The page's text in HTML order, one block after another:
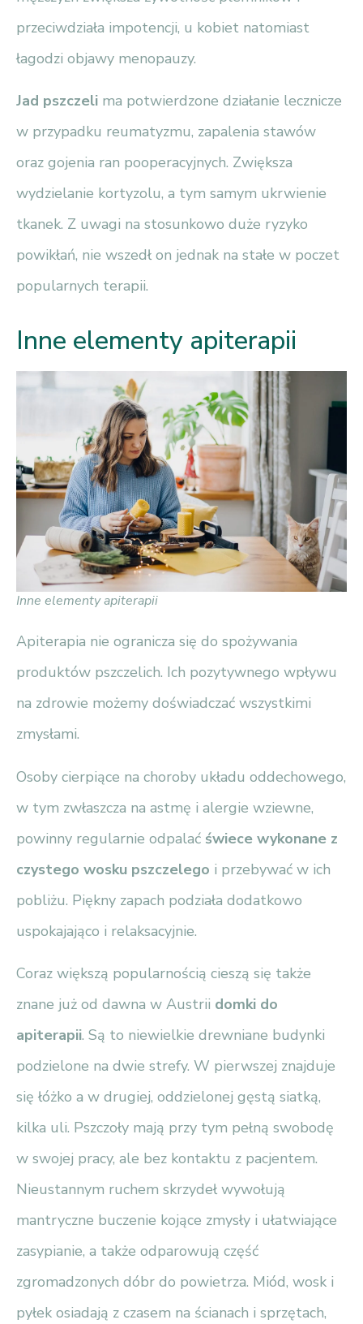
przeciwdziała impotencji, u kobiet natomiast
łagodzi objawy menopauzy.
Jad pszczeli ma potwierdzone działanie lecznicze
w przypadku reumatyzmu, zapalenia stawów
oraz gojenia ran pooperacyjnych. Zwiększa
wydzielanie kortyzolu, a tym samym ukrwienie
tkanek. Z uwagi na stosunkowo duże ryzyko
powikłań, nie wszedł on jednak na stałe w poczet
popularnych terapii.
Inne elementy apiterapii
Inne elementy apiterapii
Apiterapia nie ogranicza się do spożywania
produktów pszczelich. Ich pozytywnego wpływu
na zdrowie możemy doświadczać wszystkimi
zmysłami.
Osoby cierpiące na choroby układu oddechowego,
w tym zwłaszcza na astmę i alergie wziewne,
powinny regularnie odpalać świece wykonane z
czystego wosku pszczelego i przebywać w ich
pobliżu. Piękny zapach podziała dodatkowo
uspokajająco i relaksacyjnie.
Coraz większą popularnością cieszą się także
znane już od dawna w Austrii domki do
apiterapii. Są to niewielkie drewniane budynki
podzielone na dwie strefy. W pierwszej znajduje
się łóżko a w drugiej, oddzielonej gęstą siatką,
kilka uli. Pszczoły mają przy tym pełną swobodę
w swojej pracy, ale bez kontaktu z pacjentem.
Nieustannym ruchem skrzydeł wywołują
mantryczne buczenie kojące zmysły i ułatwiające
zasypianie, a także odparowują część
zgromadzonych dóbr do powietrza. Miód, wosk i
pyłek osiadają z czasem na ścianach i sprzętach,